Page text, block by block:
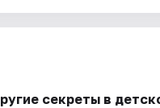
секреты в